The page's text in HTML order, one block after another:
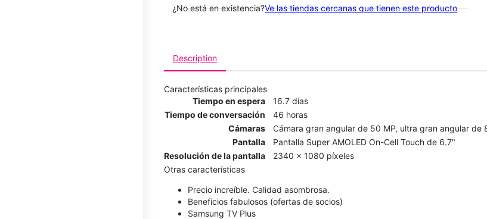
¿No está en existencia?Ve las tiendas cercanas que tienen este producto
Description
Características principales
Tiempo en espera
16.7 días
Tiempo de conversación
46 horas
Cámaras
Cámara gran angular de 50 MP, ultra gran angular
Pantalla
Pantalla Super AMOLED On-Cell Touch de 6.7"
Resolución de la pantalla
2340 x 1080 píxeles
Otras características
Precio increíble. Calidad asombrosa.
Beneficios fabulosos (ofertas de socios)
Samsung TV Plus